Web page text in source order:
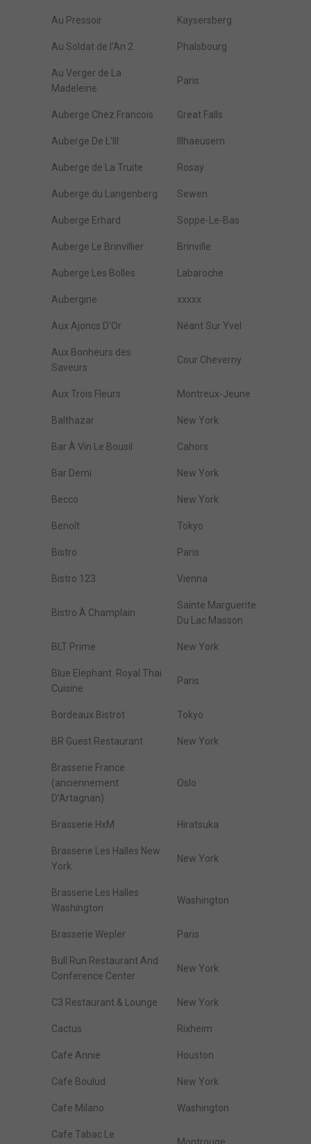
Au Pressoir Kaysersberg
Au Soldat de l'An 2 Phalsbourg
Au Verger de La
Madeleine
Paris
Auberge Chez Francois Great Falls
Auberge De L'Ill Illhaeusern
Auberge de La Truite Rosay
Auberge du Langenberg Sewen
Auberge Erhard Soppe-Le-Bas
Auberge Le Brinvillier Brinville
Auberge Les Bolles Labaroche
Aubergine xxxxx
Aux Ajoncs D'Or Néant Sur Yvel
Aux Bonheurs des
Saveurs
Cour Cheverny
Aux Trois Fleurs Montreux-Jeune
Balthazar New York
Bar À Vin Le Bousil Cahors
Bar Demi New York
Becco New York
Benoît Tokyo
Bistro Paris
Bistro 123 Vienna
Bistro À Champlain
Sainte Marguerite
Du Lac Masson
BLT Prime New York
Blue Elephant. Royal Thai
Cuisine
Paris
Bordeaux Bistrot Tokyo
BR Guest Restaurant New York
Brasserie France
(anciennement
D'Artagnan)
Oslo
Brasserie HxM Hiratsuka
Brasserie Les Halles New
York
New York
Brasserie Les Halles
Washington
Washington
Brasserie Wepler Paris
Bull Run Restaurant And
Conference Center
New York
C3 Restaurant & Lounge New York
Cactus Rixheim
Cafe Annie Houston
Cafe Boulud New York
Cafe Milano Washington
Cafe Tabac Le